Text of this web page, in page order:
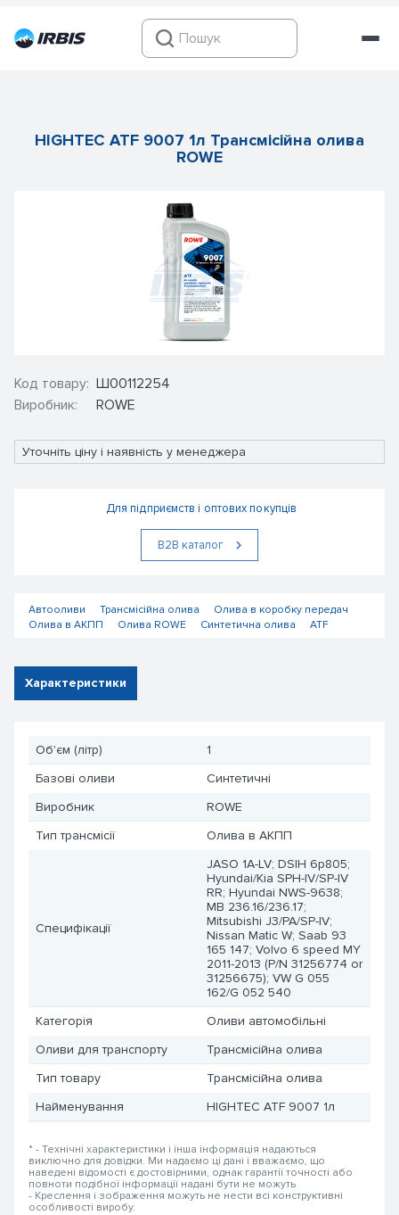
HIGHTEC ATF 9007 1л Трансмісійна олива
ROWE
Код товару:
Виробник:
Ш00112254
ROWE
Уточніть ціну і наявність у менеджера
Для підприємств і оптових покупців
В2В каталог
Автооливи Трансмісійна олива
Олива в коробку передач
Олива в АКПП
Олива ROWE Синтетична олива ATF
Характеристики
Об'єм (літр)
1
Базові оливи
Синтетичні
Виробник
ROWE
Тип трансмісії
Олива в АКПП
Специфікації
JASO 1A-LV; DSIH 6p805;
Hyundai/Kia SPH-IV/SP-IV
RR; Hyundai NWS-9638;
MB 236.16/236.17;
Mitsubishi J3/PA/SP-IV;
Nissan Matic W; Saab 93
165 147; Volvo 6 speed MY
2011-2013 (P/N 31256774 or
31256675); VW G 055
162/G 052 540
Категорія
Оливи автомобільні
Оливи для транспорту
Трансмісійна олива
Тип товару
Трансмісійна олива
Найменування
HIGHTEC ATF 9007 1л
* - Технічні характеристики і інша інформація надаються
виключно для довідки. Ми надаємо ці дані і вважаємо, що
наведені відомості є достовірними, однак гарантії точності або
повноти подібної інформації надані бути не можуть
- Креслення і зображення можуть не нести всі конструктивні
особливості виробу.